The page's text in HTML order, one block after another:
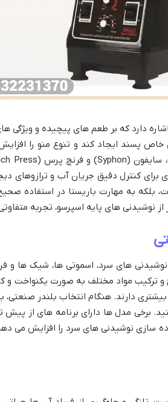
که بر طعم های پیچیده و ویژگی های
پسند ایجاد کند و تنوع منو را
کنترل دقیق جریان آب و ترازوهای
بلکه به مهارت باریستا در استفاده
نوشیدنی های پایه اسپرسو، تجربه
های سرد، اسموتی ها، شیک ها و
و ترکیب مواد مختلف به صورت یکنواخت
دارند. هنگام انتخاب بلندر
مدل ها دارای برنامه های از پیش
سازی نوشیدنی های سرد را افزایش می